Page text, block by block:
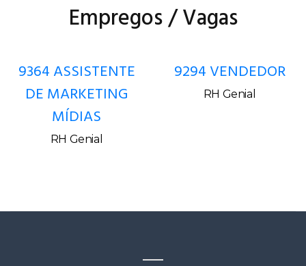
Empregos / Vagas
9364 ASSISTENTE
DE MARKETING
MÍDIAS
RH Genial
9294 VENDEDOR
RH Genial